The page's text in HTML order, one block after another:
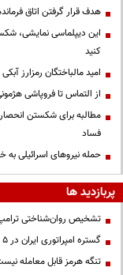
هدف قرار گرفتن اتاق‌
این دیپلماسی نمایشی،
کنید
امید مالباختگان رمزارز
از التماس تا فروپاشی
مطالبه برای شکستن انحصار
فساد
حمله نیروهای اسرائیلی به
پربازدید ها
تشخیص روان‌شناختی
گستره امپراتوری ایران در ۵ قرن پیش از میلاد؛ تصویری از ایران ۲۵ قرن پیش
تنگه هرمز قابل معامله